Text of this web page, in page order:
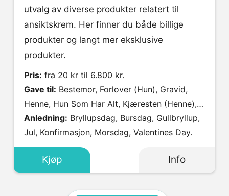
utvalg av diverse produkter relatert til
ansiktskrem. Her finner du både billige
produkter og langt mer eksklusive
produkter.
Pris: fra 20 kr til 6.800 kr.
Gave til: Bestemor, Forlover (Hun), Gravid,
Henne, Hun Som Har Alt, Kjæresten (Henne),
Mamma, Svigermor, Søster, Tante, Venninne.
Anledning: Bryllupsdag, Bursdag, Gullbryllup,
Jul, Konfirmasjon, Morsdag, Valentines Day.
Info
Kjøp